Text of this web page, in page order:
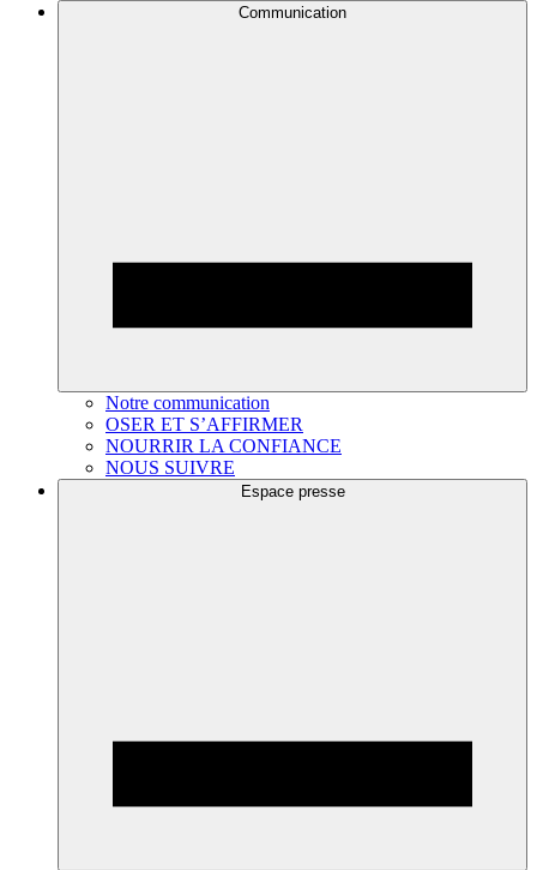
Communication
Notre communication
OSER ET S’AFFIRMER
NOURRIR LA CONFIANCE
NOUS SUIVRE
Espace presse